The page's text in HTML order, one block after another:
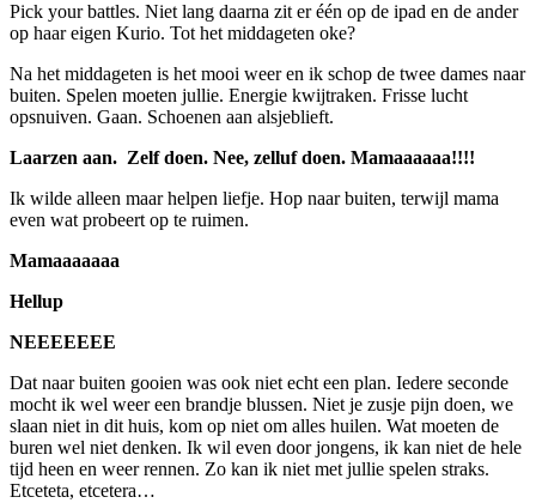
Pick your battles. Niet lang daarna zit er één op de ipad en de ander
op haar eigen Kurio. Tot het middageten oke?
Na het middageten is het mooi weer en ik schop de twee dames naar
buiten. Spelen moeten jullie. Energie kwijtraken. Frisse lucht
opsnuiven. Gaan. Schoenen aan alsjeblieft.
Laarzen aan. Zelf doen. Nee, zelluf doen. Mamaaaaaa!!!!
Ik wilde alleen maar helpen liefje. Hop naar buiten, terwijl mama
even wat probeert op te ruimen.
Mamaaaaaaa
Hellup
NEEEEEEE
Dat naar buiten gooien was ook niet echt een plan. Iedere seconde
mocht ik wel weer een brandje blussen. Niet je zusje pijn doen, we
slaan niet in dit huis, kom op niet om alles huilen. Wat moeten de
buren wel niet denken. Ik wil even door jongens, ik kan niet de hele
tijd heen en weer rennen. Zo kan ik niet met jullie spelen straks.
Etceteta, etcetera…